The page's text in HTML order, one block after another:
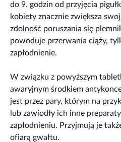
do 9. godzin od przyjęcia
kobiety znacznie zwiększa
zdolność poruszania się
powoduje przerwania ciąży,
zapłodnienie.
W związku z powyższym
awaryjnym środkiem
jest przez pary, którym na
lub zawiodły ich inne
zapłodnieniu. Przyjmują je
ofiarą gwałtu.